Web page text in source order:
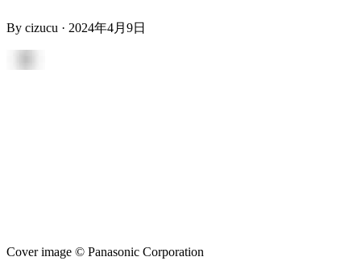
By cizucu · 2024年4月9日
Cover image © Panasonic Corporation